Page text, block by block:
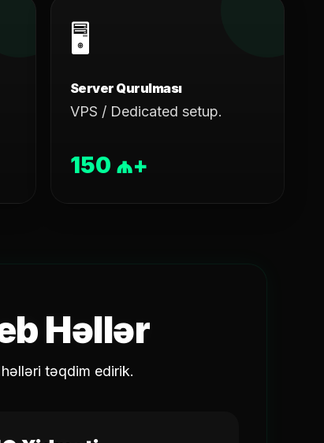
🖥️
Server Qurulması
VPS / Dedicated setup.
150 ₼+
Həllər
təqdim edirik.